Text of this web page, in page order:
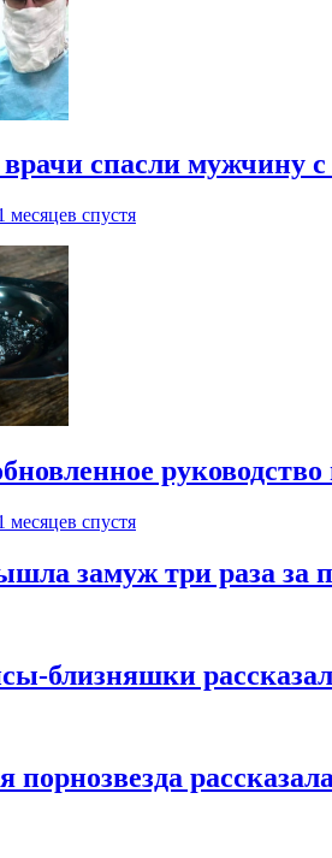
спасли мужчину
месяцев спустя
руководство
месяцев спустя
замуж три раза за
близняшки
порнозвезда